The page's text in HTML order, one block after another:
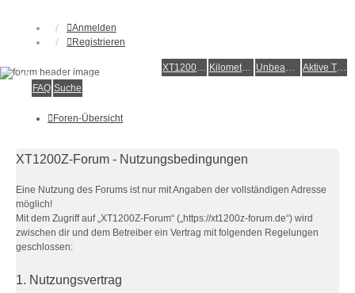
Anmelden
Registrieren
XT1200Z-Wiki Kilometerstatistik Unbeantwortete Themen Aktive Themen
Alles rund um die Yamaha XT1200Z Super Ténéré
FAQ Suche
Foren-Übersicht
XT1200Z-Forum - Nutzungsbedingungen
Eine Nutzung des Forums ist nur mit Angaben der vollständigen Adresse
möglich!
Mit dem Zugriff auf „XT1200Z-Forum“ („https://xt1200z-forum.de“) wird
zwischen dir und dem Betreiber ein Vertrag mit folgenden Regelungen
geschlossen:
1. Nutzungsvertrag